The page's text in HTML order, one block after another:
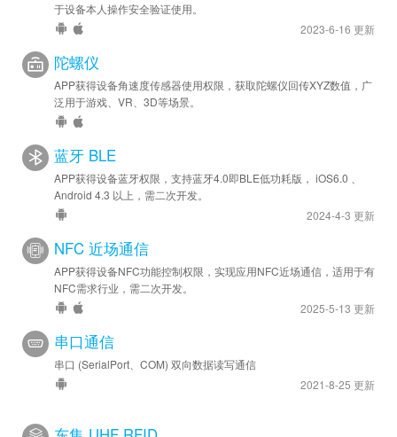
于设备本人操作安全验证使用。
2023-6-16 更新
陀螺仪
APP获得设备角速度传感器使用权限，获取陀螺仪回传XYZ数值，广
泛用于游戏、VR、3D等场景。
蓝牙 BLE
APP获得设备蓝牙权限，支持蓝牙4.0即BLE低功耗版， iOS6.0 、
Android 4.3 以上，需二次开发。
2024-4-3 更新
NFC 近场通信
APP获得设备NFC功能控制权限，实现应用NFC近场通信，适用于有
NFC需求行业，需二次开发。
2025-5-13 更新
串口通信
串口 (SerialPort、COM) 双向数据读写通信
2021-8-25 更新